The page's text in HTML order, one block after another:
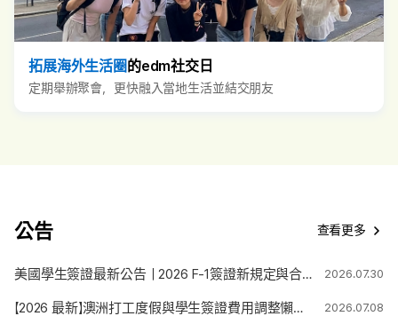
拓展海外生活圈的edm社交日
定期舉辦聚會，更快融入當地生活並結交朋友
公告 查看更多
美國學生簽證最新公告｜2026 F-1簽證新規定與合法停留期限變更解析 2026.07.30
【2026 最新】澳洲打工度假與學生簽證費用調整懶人包 2026.07.08